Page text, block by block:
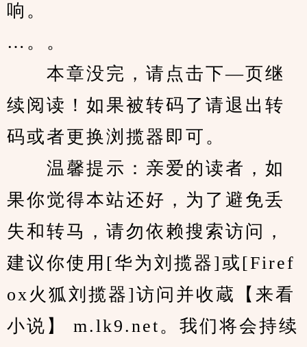
响。
…。。
本章没完，请点击下—页继
续阅读！如果被转码了请退出转
码或者更换浏揽器即可。
温馨提示：亲爱的读者，如
果你觉得本站还好，为了避免丢
失和转马，请勿依赖搜索访问，
建议你使用[华为刘揽器]或[Firef
ox火狐刘揽器]访问并收蔵【来看
小说】 m.lk9.net。我们将会持续